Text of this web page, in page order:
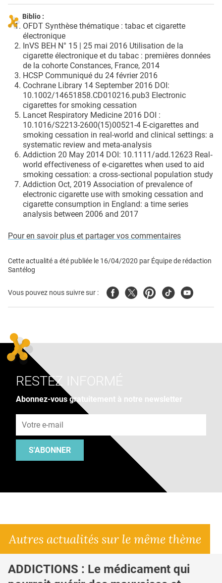
Biblio :
OFDT Synthèse thématique : tabac et cigarette
électronique
InVS BEH N° 15 | 25 mai 2016 Utilisation de la
cigarette électronique et du tabac : premières données
de la cohorte Constances, France, 2014
HCSP Communiqué du 24 février 2016
Cochrane Library 14 September 2016 DOI:
10.1002/14651858.CD010216.pub3 Electronic
cigarettes for smoking cessation
Lancet Respiratory Medicine 2016 DOI :
10.1016/S2213-2600(15)00521-4 E-cigarettes and
smoking cessation in real-world and clinical settings: a
systematic review and meta-analysis
Addiction 20 May 2014 DOI: 10.1111/add.12623 Real‐
world effectiveness of e‐cigarettes when used to aid
smoking cessation: a cross‐sectional population study
Addiction Oct, 2019 Association of prevalence of
electronic cigarette use with smoking cessation and
cigarette consumption in England: a time series
analysis between 2006 and 2017
Pour en savoir plus et partager vos commentaires
Cette actualité a été publiée le 16/04/2020 par Équipe de rédaction
Santélog
Vous pouvez nous suivre sur : FacebookTwitterPinterest
TiktokYoutube
RESTEZ INFORMÉ
Abonnez-vous gratuitement à notre newsletter
S'ABONNER
Autres actualités sur le même thème
ADDICTIONS : Le médicament qui